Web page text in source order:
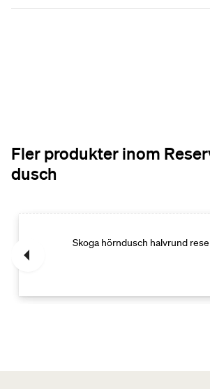
Fler produkter inom
dusch
Skoga hörndusch halvrund